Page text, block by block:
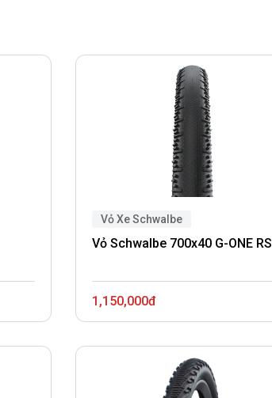
Vỏ Xe Schwalbe
Vỏ Schwalbe 700x40 G-ONE RS
1,150,000đ